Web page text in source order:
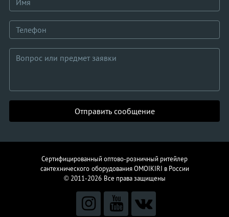
Отправить сообщение
Сертифицированный оптово-розничный ритейлер
сантехнического оборудованияOMOIKIRI в России
© 2011-2026 Все права защищены